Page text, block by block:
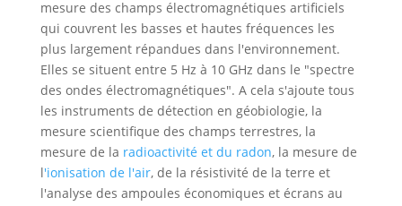
mesure des champs électromagnétiques artificiels
qui couvrent les basses et hautes fréquences les
plus largement répandues dans l'environnement.
Elles se situent entre 5 Hz à 10 GHz dans le "spectre
des ondes électromagnétiques". A cela s'ajoute tous
les instruments de détection en géobiologie, la
mesure scientifique des champs terrestres, la
mesure de la radioactivité et du radon, la mesure de
l'ionisation de l'air, de la résistivité de la terre et
l'analyse des ampoules économiques et écrans au